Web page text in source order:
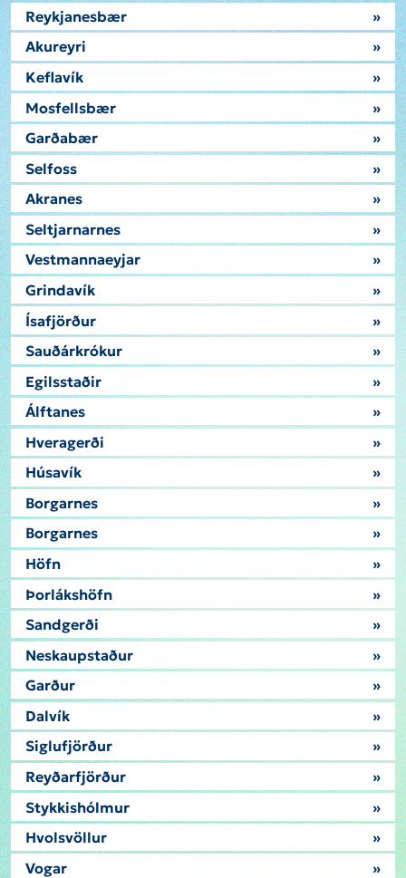
Reykjanesbær
»
Akureyri
»
Keflavík
»
Mosfellsbær
»
Garðabær
»
Selfoss
»
Akranes
»
Seltjarnarnes
»
Vestmannaeyjar
»
Grindavík
»
Ísafjörður
»
Sauðárkrókur
»
Egilsstaðir
»
Álftanes
»
Hveragerði
»
Húsavík
»
Borgarnes
»
Borgarnes
»
Höfn
»
Þorlákshöfn
»
Sandgerði
»
Neskaupstaður
»
Garður
»
Dalvík
»
Siglufjörður
»
Reyðarfjörður
»
Stykkishólmur
»
Hvolsvöllur
»
Vogar
»